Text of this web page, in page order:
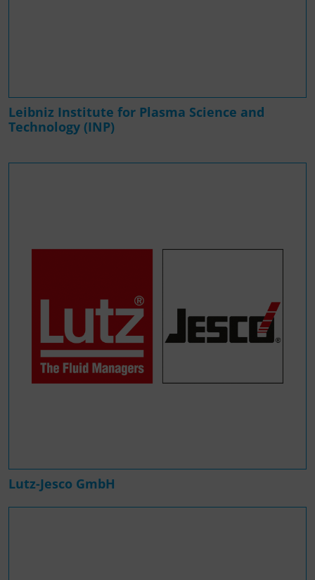
Leibniz Institute for Plasma Science and
Technology (INP)
Lutz-Jesco GmbH